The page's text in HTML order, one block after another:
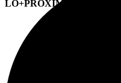
LO+PRÓXIMO (CITAS)